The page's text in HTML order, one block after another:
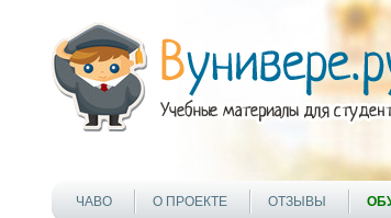
ЧАВО О ПРОЕКТЕ ОТЗЫВЫ